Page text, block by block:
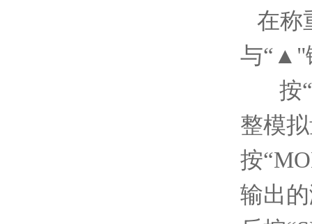
在称
与“▲"
按
整模
按
输出